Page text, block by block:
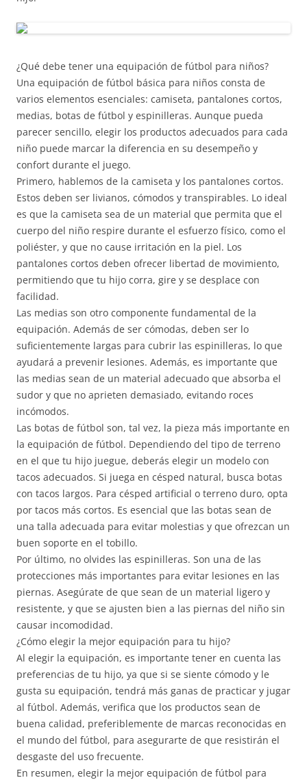
¿Qué debe tener una equipación de fútbol para niños?
Una equipación de fútbol básica para niños consta de
varios elementos esenciales: camiseta, pantalones cortos,
medias, botas de fútbol y espinilleras. Aunque pueda
parecer sencillo, elegir los productos adecuados para cada
niño puede marcar la diferencia en su desempeño y
confort durante el juego.
Primero, hablemos de la camiseta y los pantalones cortos.
Estos deben ser livianos, cómodos y transpirables. Lo ideal
es que la camiseta sea de un material que permita que el
cuerpo del niño respire durante el esfuerzo físico, como el
poliéster, y que no cause irritación en la piel. Los
pantalones cortos deben ofrecer libertad de movimiento,
permitiendo que tu hijo corra, gire y se desplace con
facilidad.
Las medias son otro componente fundamental de la
equipación. Además de ser cómodas, deben ser lo
suficientemente largas para cubrir las espinilleras, lo que
ayudará a prevenir lesiones. Además, es importante que
las medias sean de un material adecuado que absorba el
sudor y que no aprieten demasiado, evitando roces
incómodos.
Las botas de fútbol son, tal vez, la pieza más importante en
la equipación de fútbol. Dependiendo del tipo de terreno
en el que tu hijo juegue, deberás elegir un modelo con
tacos adecuados. Si juega en césped natural, busca botas
con tacos largos. Para césped artificial o terreno duro, opta
por tacos más cortos. Es esencial que las botas sean de
una talla adecuada para evitar molestias y que ofrezcan un
buen soporte en el tobillo.
Por último, no olvides las espinilleras. Son una de las
protecciones más importantes para evitar lesiones en las
piernas. Asegúrate de que sean de un material ligero y
resistente, y que se ajusten bien a las piernas del niño sin
causar incomodidad.
¿Cómo elegir la mejor equipación para tu hijo?
Al elegir la equipación, es importante tener en cuenta las
preferencias de tu hijo, ya que si se siente cómodo y le
gusta su equipación, tendrá más ganas de practicar y jugar
al fútbol. Además, verifica que los productos sean de
buena calidad, preferiblemente de marcas reconocidas en
el mundo del fútbol, para asegurarte de que resistirán el
desgaste del uso frecuente.
En resumen, elegir la mejor equipación de fútbol para